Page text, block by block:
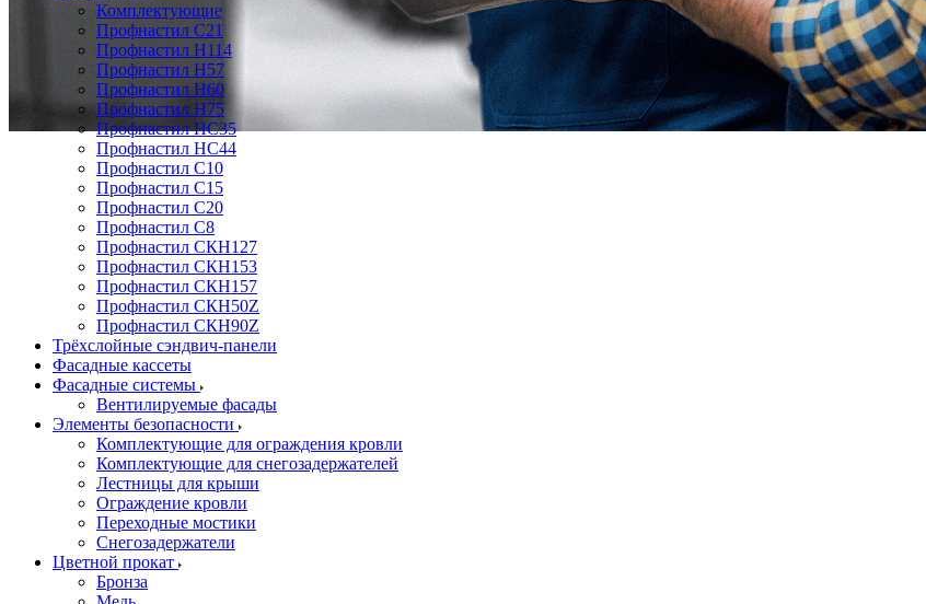
Комплектующие
Профнастил C21
Профнастил Н114
Профнастил Н57
Профнастил Н60
Профнастил Н75
Профнастил НС35
Профнастил НС44
Профнастил С10
Профнастил С15
Профнастил С20
Профнастил С8
Профнастил СКН127
Профнастил СКН153
Профнастил СКН157
Профнастил СКН50Z
Профнастил СКН90Z
Трёхслойные сэндвич-панели
Фасадные кассеты
Фасадные системы
Вентилируемые фасады
Элементы безопасности
Комплектующие для ограждения кровли
Комплектующие для снегозадержателей
Лестницы для крыши
Ограждение кровли
Переходные мостики
Снегозадержатели
Цветной прокат
Бронза